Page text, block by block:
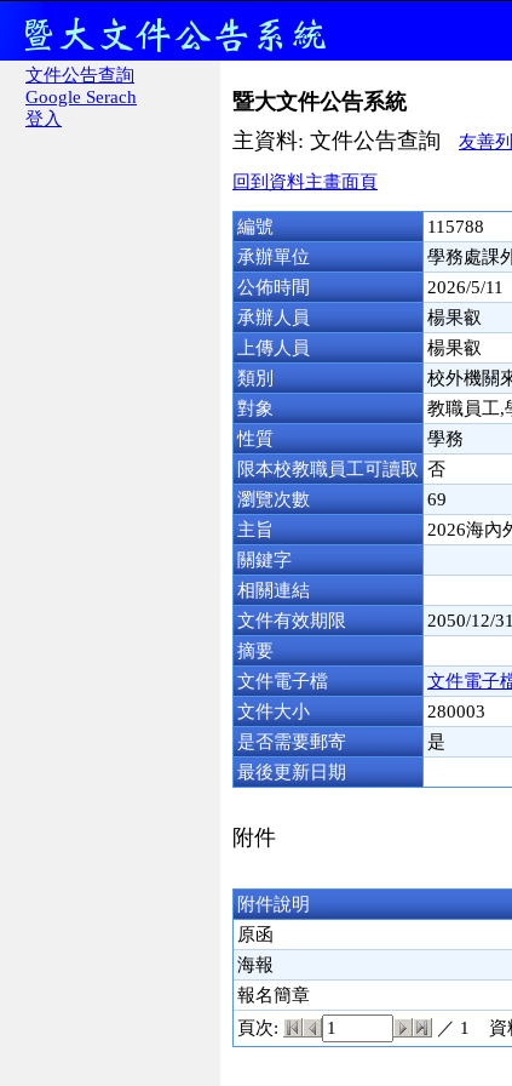
文件公告查詢
Google Serach
登入
暨大文件公告系統
主資料: 文件公告查詢
友善
回到資料主畫面頁
編號
115788
承辦單位
學務處課
公佈時間
2026/5/11
承辦人員
楊果叡
上傳人員
楊果叡
類別
校外機關
對象
教職員工,
性質
學務
限本校教職員工可讀取 否
瀏覽次數
69
主旨
2026海內
關鍵字
相關連結
文件有效期限
2050/12/31
摘要
文件電子檔
文件電子
文件大小
280003
是否需要郵寄
是
最後更新日期
附件
附件說明
原函
海報
報名簡章
頁次:
／ 1 資